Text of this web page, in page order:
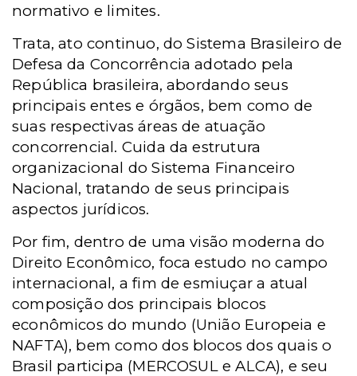
normativo e limites.
Trata, ato continuo, do Sistema Brasileiro de
Defesa da Concorrência adotado pela
República brasileira, abordando seus
principais entes e órgãos, bem como de
suas respectivas áreas de atuação
concorrencial. Cuida da estrutura
organizacional do Sistema Financeiro
Nacional, tratando de seus principais
aspectos jurídicos.
Por fim, dentro de uma visão moderna do
Direito Econômico, foca estudo no campo
internacional, a fim de esmiuçar a atual
composição dos principais blocos
econômicos do mundo (União Europeia e
NAFTA), bem como dos blocos dos quais o
Brasil participa (MERCOSUL e ALCA), e seu